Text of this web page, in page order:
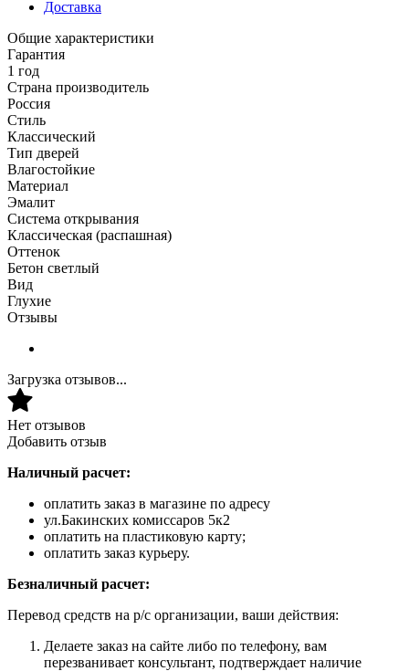
Доставка
Общие характеристики
Гарантия
1 год
Страна производитель
Россия
Стиль
Классический
Тип дверей
Влагостойкие
Материал
Эмалит
Система открывания
Классическая (распашная)
Оттенок
Бетон светлый
Вид
Глухие
Отзывы
Загрузка отзывов...
Нет отзывов
Добавить отзыв
Наличный расчет:
оплатить заказ в магазине по адресу
ул.Бакинских комиссаров 5к2
оплатить на пластиковую карту;
оплатить заказ курьеру.
Безналичный расчет:
Перевод средств на р/с организации, ваши действия:
Делаете заказ на сайте либо по телефону, вам
перезванивает консультант, подтверждает наличие